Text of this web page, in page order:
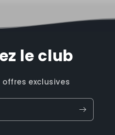
le club
exclusives